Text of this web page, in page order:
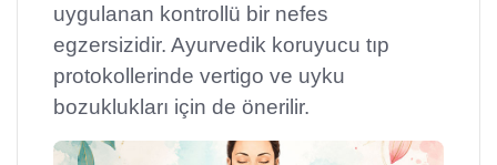
uygulanan kontrollü bir nefes
egzersizidir. Ayurvedik koruyucu tıp
protokollerinde vertigo ve uyku
bozuklukları için de önerilir.